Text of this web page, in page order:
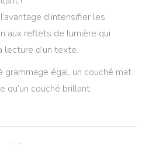
d’intensifier les
aux reflets de lumière qui
d’un texte.
grammage égal, un couché mat
qu’un couché brillant.